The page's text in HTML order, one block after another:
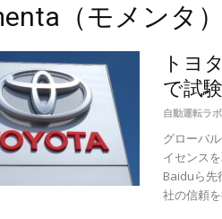
（モメンタ）
トヨ
で試
自動運転ラ
グローバ
イセンス
Baiduら先
社の信頼